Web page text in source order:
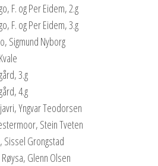
F. og Per Eidem, 2.g
F. og Per Eidem, 3.g
Sigmund Nyborg
3.g
4.g
Yngvar Teodorsen
Stein Tveten
Sissel Grongstad
Røysa, Glenn Olsen